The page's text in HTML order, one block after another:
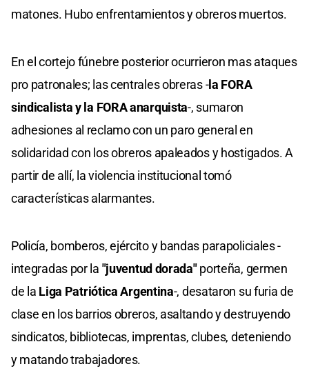
matones. Hubo enfrentamientos y obreros muertos.
En el cortejo fúnebre posterior ocurrieron mas ataques
pro patronales; las centrales obreras -la FORA
sindicalista y la FORA anarquista-, sumaron
adhesiones al reclamo con un paro general en
solidaridad con los obreros apaleados y hostigados. A
partir de allí, la violencia institucional tomó
características alarmantes.
Policía, bomberos, ejército y bandas parapoliciales -
integradas por la "juventud dorada"porteña, germen
de la Liga Patriótica Argentina-, desataron su furia de
clase en los barrios obreros, asaltando y destruyendo
sindicatos, bibliotecas, imprentas, clubes, deteniendo
y matando trabajadores.